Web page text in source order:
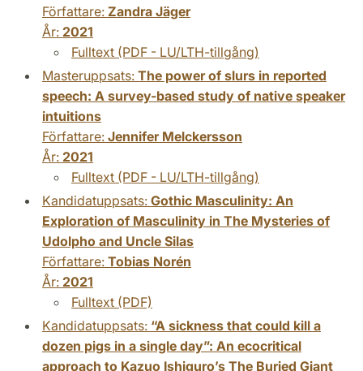
Författare: Zandra Jäger
År: 2021
Fulltext (PDF - LU/LTH-tillgång)
Masteruppsats: The power of slurs in reported
speech: A survey-based study of native speaker
intuitions
Författare: Jennifer Melckersson
År: 2021
Fulltext (PDF - LU/LTH-tillgång)
Kandidatuppsats: Gothic Masculinity: An
Exploration of Masculinity in The Mysteries of
Udolpho and Uncle Silas
Författare: Tobias Norén
År: 2021
Fulltext (PDF)
Kandidatuppsats: “A sickness that could kill a
dozen pigs in a single day”: An ecocritical
approach to Kazuo Ishiguro’s The Buried Giant